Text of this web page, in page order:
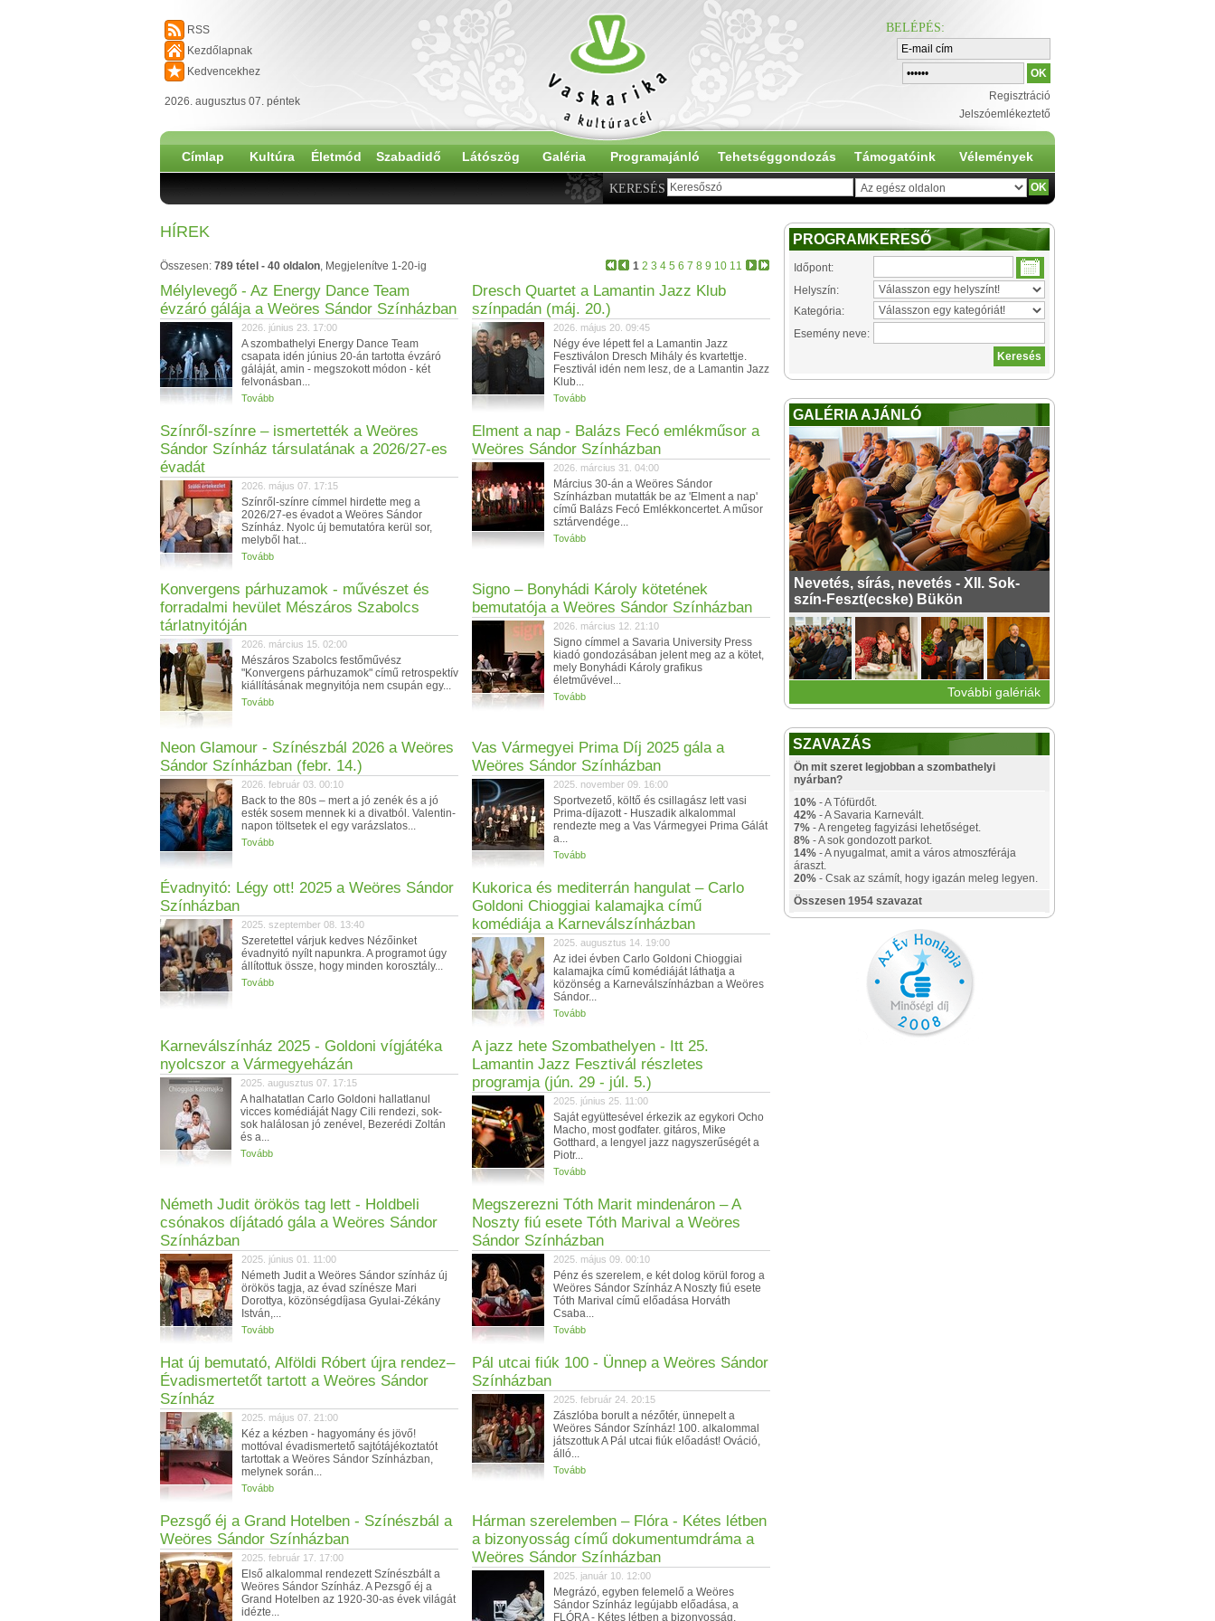
RSS
Kezdőlapnak
Kedvencekhez
2026. augusztus 07. péntek
BELÉPÉS:
Regisztráció
Jelszóemlékeztető
Címlap Kultúra Életmód Szabadidő Látószög Galéria Programajánló Tehetséggondozás Támogatóink Vélemények
KERESÉS
HÍREK
1 2 3 4 5 6 7 8 9 10 11
Összesen: 789 tétel - 40 oldalon, Megjelenítve 1-20-ig
Mélylevegő - Az Energy Dance Team
évzáró gálája a Weöres Sándor Színházban
2026. június 23. 17:00
A szombathelyi Energy Dance Team
csapata idén június 20-án tartotta évzáró
gáláját, amin - megszokott módon - két
felvonásban...
Tovább
Dresch Quartet a Lamantin Jazz Klub
színpadán (máj. 20.)
2026. május 20. 09:45
Négy éve lépett fel a Lamantin Jazz
Fesztiválon Dresch Mihály és kvartettje.
Fesztivál idén nem lesz, de a Lamantin Jazz
Klub...
Tovább
Színről-színre – ismertették a Weöres
Sándor Színház társulatának a 2026/27-es
évadát
2026. május 07. 17:15
Színről-színre címmel hirdette meg a
2026/27-es évadot a Weöres Sándor
Színház. Nyolc új bemutatóra kerül sor,
melyből hat...
Tovább
Elment a nap - Balázs Fecó emlékműsor a
Weöres Sándor Színházban
2026. március 31. 04:00
Március 30-án a Weöres Sándor
Színházban mutatták be az 'Elment a nap'
című Balázs Fecó Emlékkoncertet. A műsor
sztárvendége...
Tovább
Konvergens párhuzamok - művészet és
forradalmi hevület Mészáros Szabolcs
tárlatnyitóján
2026. március 15. 02:00
Mészáros Szabolcs festőművész
"Konvergens párhuzamok" című retrospektív
kiállításának megnyitója nem csupán egy...
Tovább
Signo – Bonyhádi Károly kötetének
bemutatója a Weöres Sándor Színházban
2026. március 12. 21:10
Signo címmel a Savaria University Press
kiadó gondozásában jelent meg az a kötet,
mely Bonyhádi Károly grafikus
életművével...
Tovább
Neon Glamour - Színészbál 2026 a Weöres
Sándor Színházban (febr. 14.)
2026. február 03. 00:10
Back to the 80s – mert a jó zenék és a jó
esték sosem mennek ki a divatból. Valentin-
napon töltsetek el egy varázslatos...
Tovább
Vas Vármegyei Prima Díj 2025 gála a
Weöres Sándor Színházban
2025. november 09. 16:00
Sportvezető, költő és csillagász lett vasi
Prima-díjazott - Huszadik alkalommal
rendezte meg a Vas Vármegyei Prima Gálát
a...
Tovább
Évadnyitó: Légy ott! 2025 a Weöres Sándor
Színházban
2025. szeptember 08. 13:40
Szeretettel várjuk kedves Nézőinket
évadnyitó nyílt napunkra. A programot úgy
állítottuk össze, hogy minden korosztály...
Tovább
Kukorica és mediterrán hangulat – Carlo
Goldoni Chioggiai kalamajka című
komédiája a Karneválszínházban
2025. augusztus 14. 19:00
Az idei évben Carlo Goldoni Chioggiai
kalamajka című komédiáját láthatja a
közönség a Karneválszínházban a Weöres
Sándor...
Tovább
Karneválszínház 2025 - Goldoni vígjátéka
nyolcszor a Vármegyeházán
2025. augusztus 07. 17:15
A halhatatlan Carlo Goldoni hallatlanul
vicces komédiáját Nagy Cili rendezi, sok-
sok halálosan jó zenével, Bezerédi Zoltán
és a...
Tovább
A jazz hete Szombathelyen - Itt 25.
Lamantin Jazz Fesztivál részletes
programja (jún. 29 - júl. 5.)
2025. június 25. 11:00
Saját együttesével érkezik az egykori Ocho
Macho, most godfater. gitáros, Mike
Gotthard, a lengyel jazz nagyszerűségét a
Piotr...
Tovább
Németh Judit örökös tag lett - Holdbeli
csónakos díjátadó gála a Weöres Sándor
Színházban
2025. június 01. 11:00
Németh Judit a Weöres Sándor színház új
örökös tagja, az évad színésze Mari
Dorottya, közönségdíjasa Gyulai-Zékány
István,...
Tovább
Megszerezni Tóth Marit mindenáron – A
Noszty fiú esete Tóth Marival a Weöres
Sándor Színházban
2025. május 09. 00:10
Pénz és szerelem, e két dolog körül forog a
Weöres Sándor Színház A Noszty fiú esete
Tóth Marival című előadása Horváth
Csaba...
Tovább
Hat új bemutató, Alföldi Róbert újra rendez–
Évadismertetőt tartott a Weöres Sándor
Színház
2025. május 07. 21:00
Kéz a kézben - hagyomány és jövő!
mottóval évadismertető sajtótájékoztatót
tartottak a Weöres Sándor Színházban,
melynek során...
Tovább
Pál utcai fiúk 100 - Ünnep a Weöres Sándor
Színházban
2025. február 24. 20:15
Zászlóba borult a nézőtér, ünnepelt a
Weöres Sándor Színház! 100. alkalommal
játszottuk A Pál utcai fiúk előadást! Ováció,
álló...
Tovább
Pezsgő éj a Grand Hotelben - Színészbál a
Weöres Sándor Színházban
2025. február 17. 17:00
Első alkalommal rendezett Színészbált a
Weöres Sándor Színház. A Pezsgő éj a
Grand Hotelben az 1920-30-as évek világát
idézte...
Hárman szerelemben – Flóra - Kétes létben
a bizonyosság című dokumentumdráma a
Weöres Sándor Színházban
2025. január 10. 12:00
Megrázó, egyben felemelő a Weöres
Sándor Színház legújabb előadása, a
FLÓRA - Kétes létben a bizonyosság,
PROGRAMKERESŐ
Időpont:
Helyszín:
Kategória:
Esemény neve:
GALÉRIA AJÁNLÓ
Nevetés, sírás, nevetés - XII. Sok-
szín-Feszt(ecske) Bükön
További galériák
SZAVAZÁS
Ön mit szeret legjobban a szombathelyi
nyárban?
10% - A Tófürdőt.
42% - A Savaria Karnevált.
7% - A rengeteg fagyizási lehetőséget.
8% - A sok gondozott parkot.
14% - A nyugalmat, amit a város atmoszférája
áraszt.
20% - Csak az számít, hogy igazán meleg legyen.
Összesen 1954 szavazat